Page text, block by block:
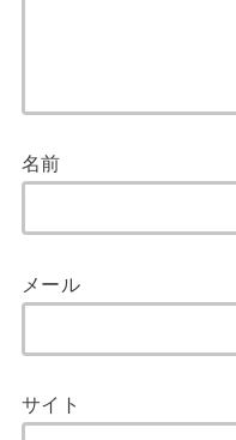
名前
メール
サイト